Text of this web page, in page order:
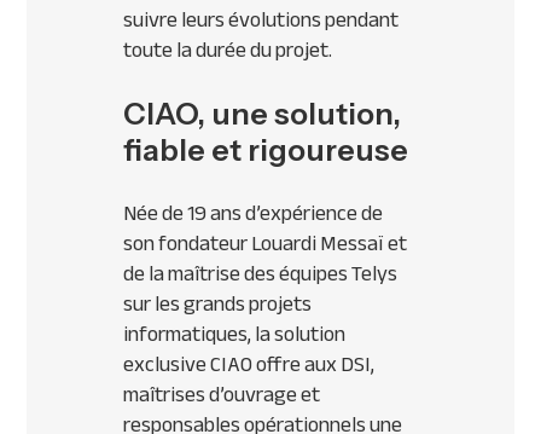
suivre leurs évolutions pendant
toute la durée du projet.
CIAO, une solution,
fiable et rigoureuse
Née de 19 ans d’expérience de
son fondateur Louardi Messaï et
de la maîtrise des équipes Telys
sur les grands projets
informatiques, la solution
exclusive CIAO offre aux DSI,
maîtrises d’ouvrage et
responsables opérationnels une